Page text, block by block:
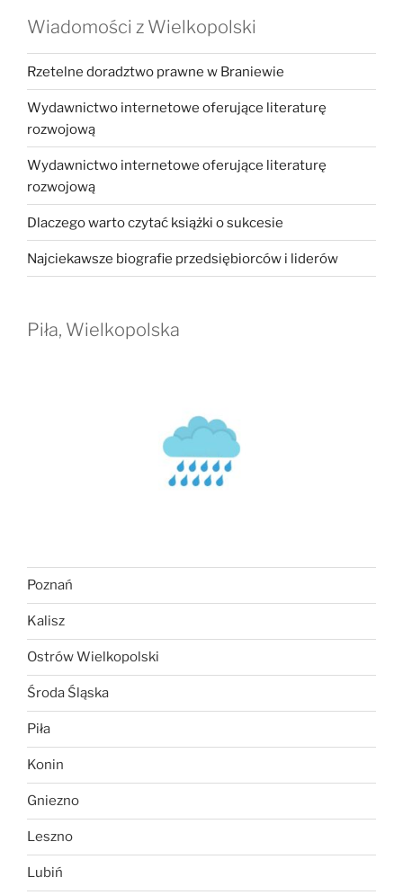
Wiadomości z Wielkopolski
Rzetelne doradztwo prawne w Braniewie
Wydawnictwo internetowe oferujące literaturę
rozwojową
Wydawnictwo internetowe oferujące literaturę
rozwojową
Dlaczego warto czytać książki o sukcesie
Najciekawsze biografie przedsiębiorców i liderów
Piła, Wielkopolska
Poznań
Kalisz
Ostrów Wielkopolski
Środa Śląska
Piła
Konin
Gniezno
Leszno
Lubiń